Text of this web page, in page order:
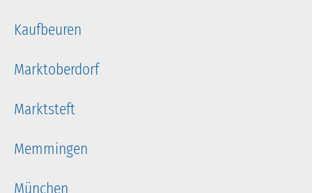
Kaufbeuren
Marktoberdorf
Marktsteft
Memmingen
München